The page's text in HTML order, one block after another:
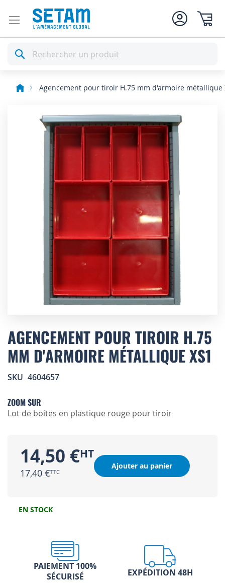
Rechercher
Agencement pour tiroir H.75 mm d'armoire métallique
to
the
beginning
of
images
AGENCEMENT POUR TIROIR H.75
MM D'ARMOIRE MÉTALLIQUE XS1
SKU 4604657
ZOOM SUR
Lot de boites en plastique rouge pour tiroir
14,50 €
17,40 €
Ajouter au panier
EN STOCK
PAIEMENT 100%
SÉCURISÉ
EXPÉDITION 48H